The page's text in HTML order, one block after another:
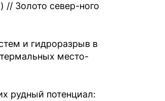
// Золото север-ного
и гидроразрыв в
место-
рудный потенциал: